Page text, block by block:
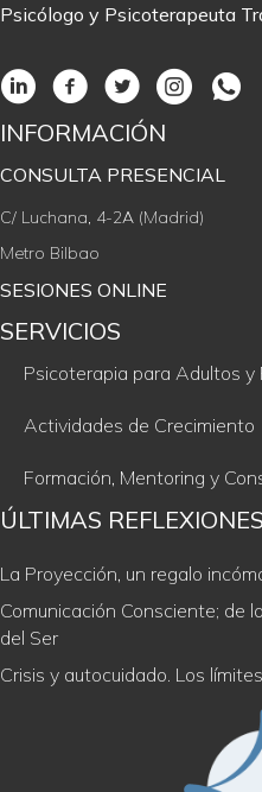
Psicólogo y Psicoterapeuta
INFORMACIÓN
CONSULTA PRESENCIAL
C/ Luchana, 4-2A (Madrid)
Metro Bilbao
SESIONES ONLINE
SERVICIOS
Psicoterapia para Adultos y
Actividades de Crecimiento
Formación, Mentoring y
ÚLTIMAS REFLEXIONES
La Proyección, un regalo
Comunicación Consciente; de
del Ser
Crisis y autocuidado. Los